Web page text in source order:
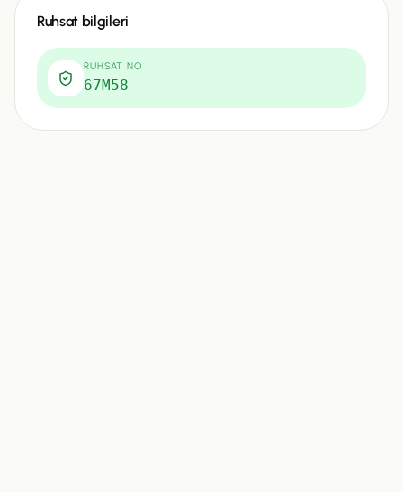
Ruhsat bilgileri
RUHSAT NO
67M58